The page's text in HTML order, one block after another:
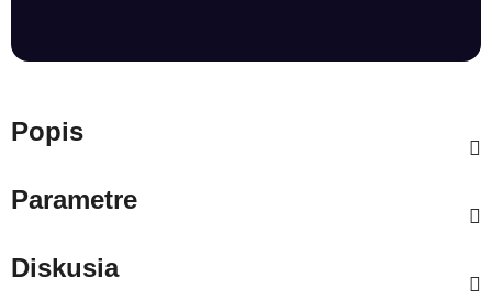
Popis
Parametre
Diskusia